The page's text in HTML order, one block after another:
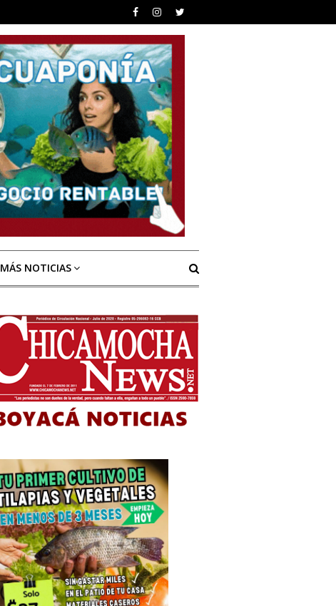
MÁS NOTICIAS